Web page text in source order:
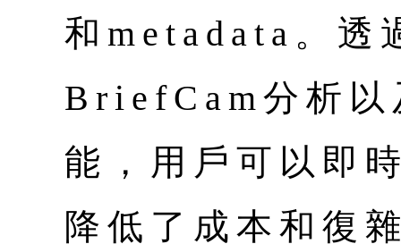
和metadata。透
BriefCam分析以
能，用戶可以即
降低了成本和復